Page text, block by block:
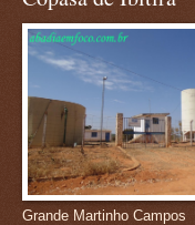
Grande Martinho Campos